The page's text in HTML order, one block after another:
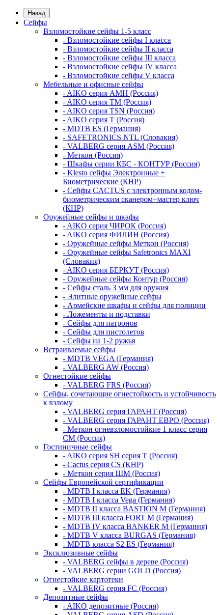
Назад
Сейфы
Взломостойкие сейфы 1-5 класс
- Взломостойкие сейфы I класса
- Взломостойкие сейфы II класса
- Взломостойкие сейфы III класса
- Взломостойкие сейфы IV класса
- Взломостойкие сейфы V класса
Мебельные и офисные сейфы
- AIKO серия AMH (Россия)
- AIKO серия TM (Россия)
- AIKO серия TSN (Россия)
- AIKO серия Т (Россия)
- MDTB ES (Германия)
- SAFETRONICS NTL (Словакия)
- VALBERG серия ASM (Россия)
- Меткон (Россия)
- Шкафы серии КБС - КОНТУР (Россия)
- Klesto сейфы Электронные +
Биометрические (КНР)
- Сейфы CACTUS с электронным кодом-
биометрическим сканером+мастер ключ
(КНР)
Оружейные сейфы и шкафы
- AIKO серия ЧИРОК (Россия)
- AIKO серия ФИЛИН (Россия)
- Оружейные сейфы Меткон (Россия)
- Оружейные сейфы Safetronics MAXI
(Словакия)
- AIKO серия БЕРКУТ (Россия)
- Оружейные сейфы Контур (Россия)
- Сейфы сталь 3 мм для оружия
- Элитные оружейные сейфы
- Армейские шкафы и сейфы для полиции
- Ложементы и подставки
- Сейфы для патронов
- Сейфы для пистолетов
- Сейфы на 1-2 ружья
Встраиваемые сейфы
- MDTB VEGA (Германия)
- VALBERG AW (Россия)
Огнестойкие сейфы
- VALBERG FRS (Россия)
Сейфы, сочетающие огнестойкость и устойчивость
к взлому
- VALBERG серия ГАРАНТ (Россия)
- VALBERG серия ГАРАНТ ЕВРО (Россия)
- Меткон огневзломостойкие 1 класс серия
СМ (Россия)
Гостиничные сейфы
- AIKO серия SH серия Т (Россия)
- Cactus серия CS (КНР)
- Меткон серия ШМ (Россия)
Сейфы Европейской сертификации
- MDTB I класса EK (Германия)
- MDTB I класса Vega (Германия)
- MDTB II класса BASTION M (Германия)
- MDTB III класса FORT M (Германия)
- MDTB IV класса BANKER M (Германия)
- MDTB V класса BURGAS (Германия)
- MDTB класса S2 ES (Германия)
Эксклюзивные сейфы
- VALBERG сейфы в дереве (Россия)
- VALBERG серии GOLD (Россия)
Огнестойкие картотеки
- VALBERG серия FC (Россия)
Депозитные сейфы
- AIKO депозитные (Россия)